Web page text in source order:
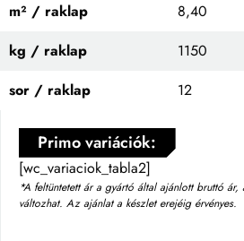
m² / raklap
8,40
kg / raklap
1150
sor / raklap
12
Primo variációk:
[wc_variaciok_tabla2]
*A feltüntetett ár a gyártó által ajánlott bruttó ár,
változhat. Az ajánlat a készlet erejéig érvényes.